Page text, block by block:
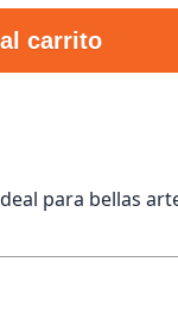
carrito
para bellas